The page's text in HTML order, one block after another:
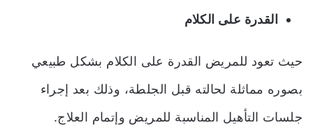
القدرة على الكلام
حيث تعود للمريض القدرة على الكلام بشكل طبيعي
بصوره مماثلة لحالته قبل الجلطة، وذلك بعد إجراء
جلسات التأهيل المناسبة للمريض وإتمام العلاج.